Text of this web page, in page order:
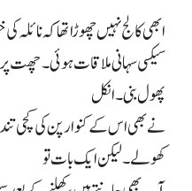
ابھی کالج نہیں چھوڑا تھا کہ نائلہ
سیکسی سہانی ملاقات ہوئی۔ چھت
پھول بنی۔ انکل
نے بھی اس کے کنوارپن کی کچی
کھولے۔ لیکن ایک بات تو